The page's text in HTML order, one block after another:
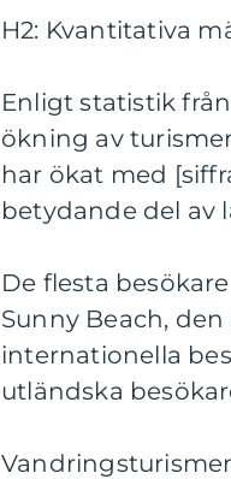
H2: Kvantitativa
Enligt statistik
ökning av
har ökat med
betydande del av
De flesta
Sunny Beach,
internationella
utländska